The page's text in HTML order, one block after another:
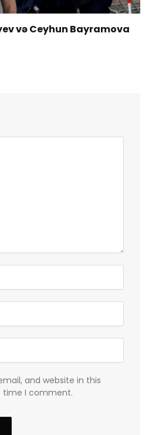
və Ceyhun Bayramova
and website in this
time I comment.